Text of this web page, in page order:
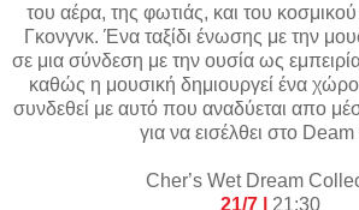
του αέρα, της φωτιάς, και του
Γκονγνκ. Ένα ταξίδι ένωσης με την
σε μια σύνδεση με την ουσία ως
καθώς η μουσική δημιουργεί ένα
συνδεθεί με αυτό που αναδύεται απο
για να εισέλθει στο
Cher’s Wet Dream
21/7 | 21:30